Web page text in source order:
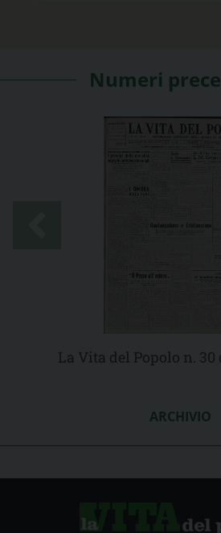
Numeri
La Vita del Popolo n. 30
ARCHIVIO